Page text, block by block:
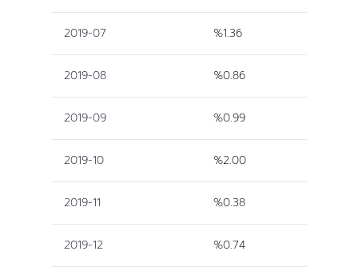
2019-07 %1.36
2019-08 %0.86
2019-09 %0.99
2019-10 %2.00
2019-11 %0.38
2019-12 %0.74